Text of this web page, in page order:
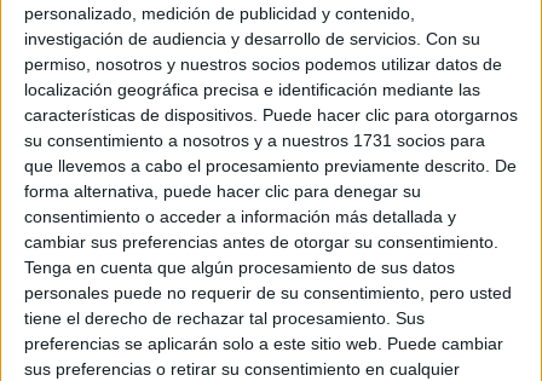
personalizado, medición de publicidad y contenido,
investigación de audiencia y desarrollo de servicios. Con su
permiso, nosotros y nuestros socios podemos utilizar datos de
localización geográfica precisa e identificación mediante las
características de dispositivos. Puede hacer clic para otorgarnos
su consentimiento a nosotros y a nuestros 1731 socios para
que llevemos a cabo el procesamiento previamente descrito. De
forma alternativa, puede hacer clic para denegar su
consentimiento o acceder a información más detallada y
cambiar sus preferencias antes de otorgar su consentimiento.
Tenga en cuenta que algún procesamiento de sus datos
personales puede no requerir de su consentimiento, pero usted
tiene el derecho de rechazar tal procesamiento. Sus
preferencias se aplicarán solo a este sitio web. Puede cambiar
sus preferencias o retirar su consentimiento en cualquier
Soy:*
Chico
Chica
¿En qué año terminas (o terminaste) bachillerato o FP?
Soy estudiante de:*
Términos y Condiciones de Uso